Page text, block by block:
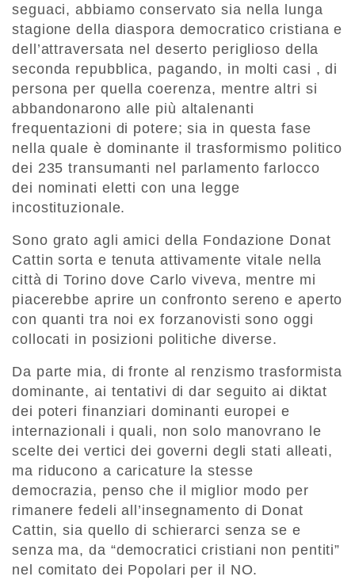
seguaci, abbiamo conservato sia nella lunga
stagione della diaspora democratico cristiana e
dell’attraversata nel deserto periglioso della
seconda repubblica, pagando, in molti casi , di
persona per quella coerenza, mentre altri si
abbandonarono alle più altalenanti
frequentazioni di potere; sia in questa fase
nella quale è dominante il trasformismo politico
dei 235 transumanti nel parlamento farlocco
dei nominati eletti con una legge
incostituzionale.
Sono grato agli amici della Fondazione Donat
Cattin sorta e tenuta attivamente vitale nella
città di Torino dove Carlo viveva, mentre mi
piacerebbe aprire un confronto sereno e aperto
con quanti tra noi ex forzanovisti sono oggi
collocati in posizioni politiche diverse.
Da parte mia, di fronte al renzismo trasformista
dominante, ai tentativi di dar seguito ai diktat
dei poteri finanziari dominanti europei e
internazionali i quali, non solo manovrano le
scelte dei vertici dei governi degli stati alleati,
ma riducono a caricature la stesse
democrazia, penso che il miglior modo per
rimanere fedeli all’insegnamento di Donat
Cattin, sia quello di schierarci senza se e
senza ma, da “democratici cristiani non pentiti”
nel comitato dei Popolari per il NO.